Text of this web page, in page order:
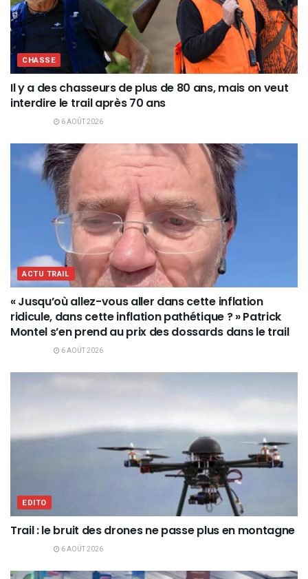
CHASSE
Il y a des chasseurs de plus de 80 ans, mais on veut
interdire le trail après 70 ans
6 AOÛT 2026
ACTU TRAIL
« Jusqu’où allez-vous aller dans cette inflation
ridicule, dans cette inflation pathétique ? » Patrick
Montel s’en prend au prix des dossards dans le trail
6 AOÛT 2026
EDITO
Trail : le bruit des drones ne passe plus en montagne
6 AOÛT 2026